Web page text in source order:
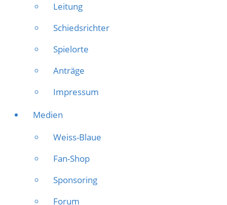
Leitung
Schiedsrichter
Spielorte
Anträge
Impressum
Medien
Weiss-Blaue
Fan-Shop
Sponsoring
Forum